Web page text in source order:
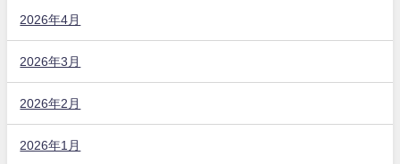
2026年4月
2026年3月
2026年2月
2026年1月